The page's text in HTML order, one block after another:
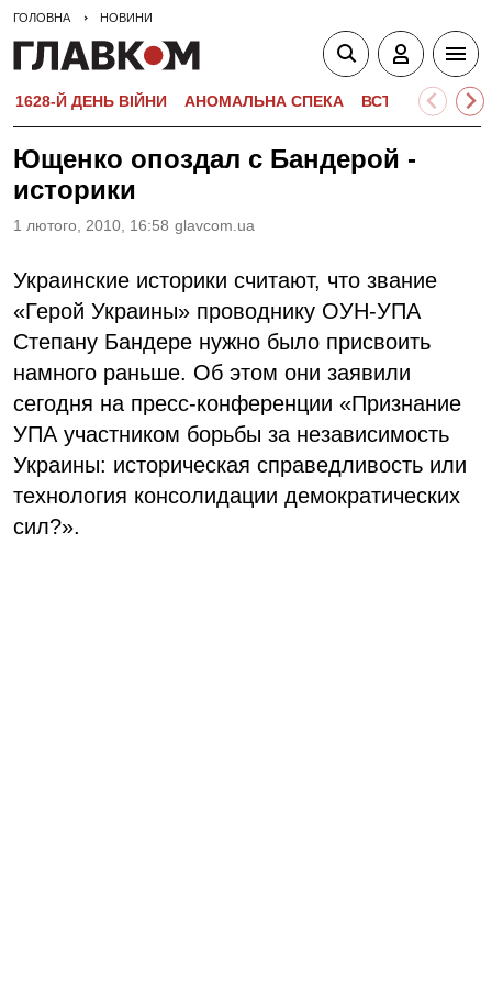
ГОЛОВНА НОВИНИ
1628-Й ДЕНЬ ВІЙНИ АНОМАЛЬНА СПЕКА ВСТУПНА
Ющенко опоздал с Бандерой -
историки
1 лютого, 2010, 16:58 glavcom.ua
Украинские историки считают, что звание
«Герой Украины» проводнику ОУН-УПА
Степану Бандере нужно было присвоить
намного раньше. Об этом они заявили
сегодня на пресс-конференции «Признание
УПА участником борьбы за независимость
Украины: историческая справедливость или
технология консолидации демократических
сил?».